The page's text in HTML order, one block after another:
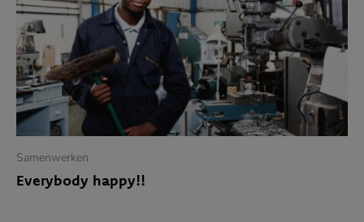
Samenwerken
Everybody happy!!